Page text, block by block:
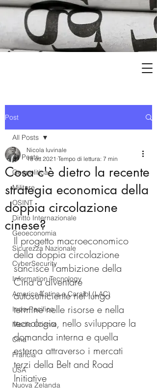
Post
All Posts
Geopolitica
Militare
OSINT
Diritto Internazionale
Geoeconomia
Sicurezza Nazionale
CyberSecurity
Information Tecnology
America-Latina e Caraibi (LAC)
Indo-Pacifico
Medio Oriente
Cina
Francia
USA
Nuova Zelanda
All Posts
Cosa c'è dietro la recente
strategia economica della
doppia circolazione
cinese?
Nicola Iuvinale
18 ott 2021 Tempo di lettura: 7 min
Il progetto macroeconomico
della doppia circolazione
sancisce l'ambizione della
Cina a diventare
autosufficiente nel lungo
termine nelle risorse e nella
tecnologia, nello sviluppare la
domanda interna e quella
esterna attraverso i mercati
terzi della Belt and Road
Initiative